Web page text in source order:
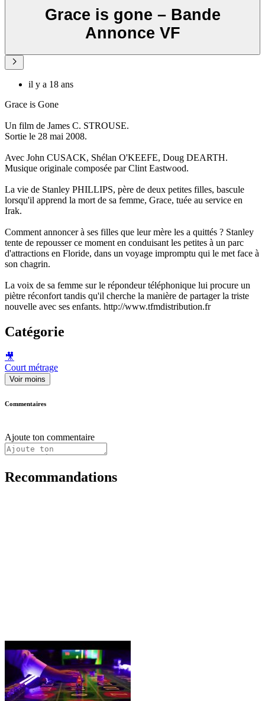
Grace is gone – Bande
Annonce VF
il y a 18 ans
Grace is Gone
Un film de James C. STROUSE.
Sortie le 28 mai 2008.
Avec John CUSACK, Shélan O'KEEFE, Doug DEARTH.
Musique originale composée par Clint Eastwood.
La vie de Stanley PHILLIPS, père de deux petites filles, bascule
lorsqu'il apprend la mort de sa femme, Grace, tuée au service en
Irak.
Comment annoncer à ses filles que leur mère les a quittés ? Stanley
tente de repousser ce moment en conduisant les petites à un parc
d'attractions en Floride, dans un voyage impromptu qui le met face à
son chagrin.
La voix de sa femme sur le répondeur téléphonique lui procure un
piètre réconfort tandis qu'il cherche la manière de partager la triste
nouvelle avec ses enfants. http://www.tfmdistribution.fr
Catégorie
🎥
Court métrage
Voir moins
Commentaires
Ajoute ton commentaire
Recommandations